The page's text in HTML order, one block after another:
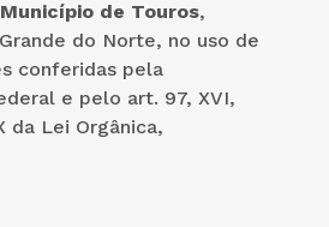
de Touros,
do Norte, no uso de
conferidas pela
e pelo art. 97, XVI,
da Lei Orgânica,